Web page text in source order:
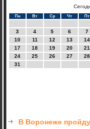
Пн Вт Ср Чт Пт
3
4 5 6 7
10
11 12 13 14
17
18 19 20 21
24
25 26 27 28
31
В Воронеже